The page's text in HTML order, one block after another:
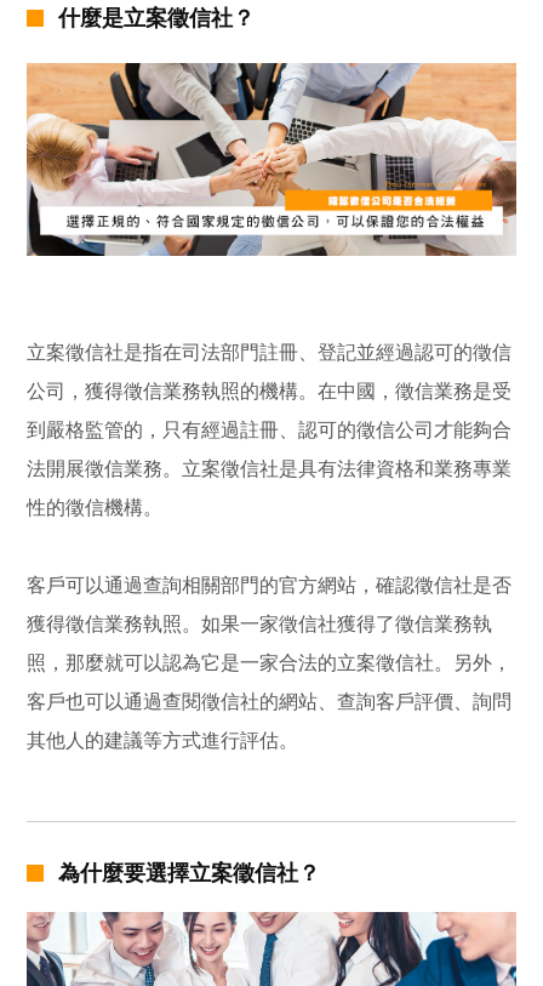
什麼是立案徵信社？
立案徵信社是指在司法部門註冊、登記並經過認可的徵信
公司，獲得徵信業務執照的機構。在中國，徵信業務是受
到嚴格監管的，只有經過註冊、認可的徵信公司才能夠合
法開展徵信業務。立案徵信社是具有法律資格和業務專業
性的徵信機構。
客戶可以通過查詢相關部門的官方網站，確認徵信社是否
獲得徵信業務執照。如果一家徵信社獲得了徵信業務執
照，那麼就可以認為它是一家合法的立案徵信社。另外，
客戶也可以通過查閱徵信社的網站、查詢客戶評價、詢問
其他人的建議等方式進行評估。
為什麼要選擇立案徵信社？